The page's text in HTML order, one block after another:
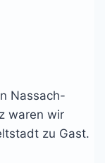
Nassach-
waren wir
zu Gast.